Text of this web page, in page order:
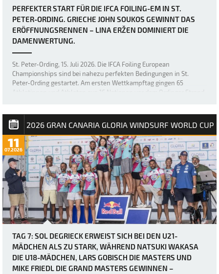
PERFEKTER START FÜR DIE IFCA FOILING-EM IN ST.
PETER-ORDING. GRIECHE JOHN SOUKOS GEWINNT DAS
ERÖFFNUNGSRENNEN – LINA ERŽEN DOMINIERT DIE
DAMENWERTUNG.
St. Peter-Ording, 15. Juli 2026. Die IFCA Foiling European
Championships sind bei nahezu perfekten Bedingungen in St.
Peter-Ording gestartet. Am ersten Wettkampftag gingen 65
Athletinnen und Athleten aus 16 Nationen vor dem Ordinger Strand
2026 GRAN CANARIA GLORIA WINDSURF WORLD CUP
11
07.2026
TAG 7: SOL DEGRIECK ERWEIST SICH BEI DEN U21-
MÄDCHEN ALS ZU STARK, WÄHREND NATSUKI WAKASA
DIE U18-MÄDCHEN, LARS GOBISCH DIE MASTERS UND
MIKE FRIEDL DIE GRAND MASTERS GEWINNEN –